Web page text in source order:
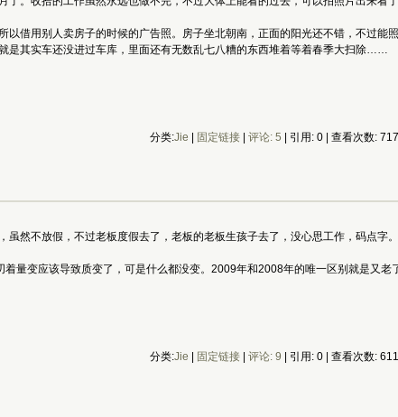
以借用别人卖房子的时候的广告照。房子坐北朝南，正面的阳光还不错，不过
是其实车还没进过车库，里面还有无数乱七八糟的东西堆着等着春季大扫除……
分类:Jie 固定链接| 评论: 5 | 引用: 0 | 查看次数:
虽然不放假，不过老板度假去了，老板的老板生孩子去了，没心思工作，码点字。
着量变应该导致质变了，可是什么都没变。2009年和2008年的唯一区别就是又
分类:Jie 固定链接| 评论: 9 | 引用: 0 | 查看次数: